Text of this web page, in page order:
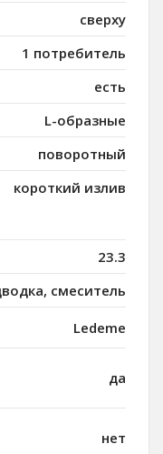
сверху
1 потребитель
есть
L-образные
поворотный
короткий излив
23.3
смеситель
Ledeme
да
нет